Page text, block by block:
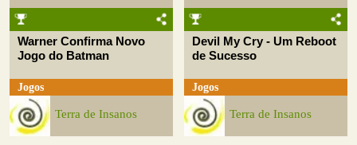
Warner Confirma Novo
Jogo do Batman
Jogos
Terra de Insanos
Devil My Cry - Um Reboot
de Sucesso
Jogos
Terra de Insanos